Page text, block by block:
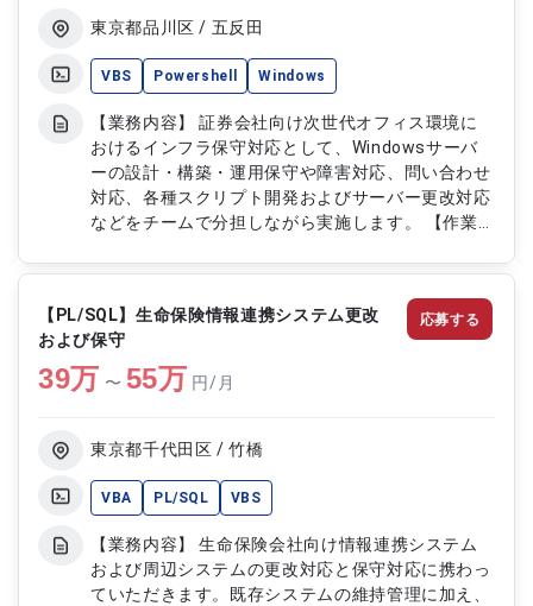
東京都品川区 / 五反田
VBS Powershell Windows
【業務内容】 証券会社向け次世代オフィス環境に
おけるインフラ保守対応として、Windowsサーバ
ーの設計・構築・運用保守や障害対応、問い合わせ
対応、各種スクリプト開発およびサーバー更改対応
などをチームで分担しながら実施します。 【作業
（AD、SCCM、DHCP、プリントサーバー等） ・障
害対応および問い合わせ対応 ・PowerShell、バッ
チ、VBS、ExcelVBAによるスクリプト設計・開
発・保守 ・サーバーセキュリティパッチ適用対応
・サーバー廃止および保守延長対応（移行・撤収作
業含む） ・Windows7からWindows10への移行対
【PL/SQL】生命保険情報連携システム更改
および保守
39万 〜 55万 円/月
東京都千代田区 / 竹橋
VBA PL/SQL VBS
【業務内容】 生命保険会社向け情報連携システム
および周辺システムの更改対応と保守対応に携わっ
ていただきます。既存システムの維持管理に加え、
応募する